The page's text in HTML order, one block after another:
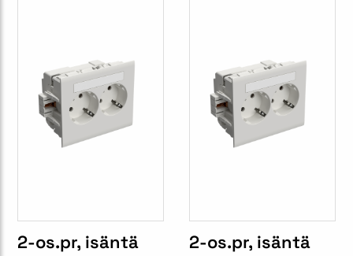
2-os.pr, isäntä
2-os.pr, isäntä